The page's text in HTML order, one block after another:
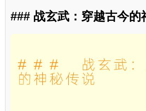
### 战玄武：穿越古今的